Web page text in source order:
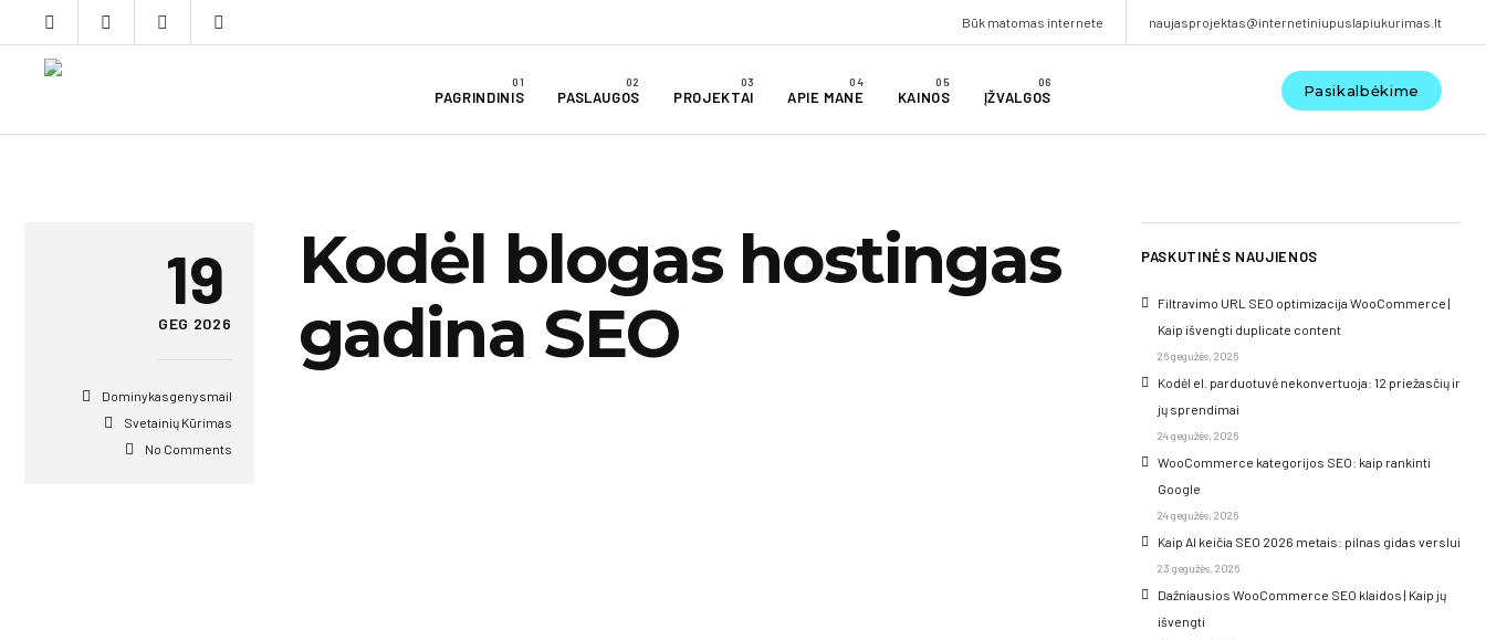
naujasprojektas@internetiniupuslapiukurimas.lt
Būk matomas internete
PAGRINDINIS PASLAUGOS PROJEKTAI APIE MANE KAINOS ĮŽVALGOS Pasikalbėkime
19
GEG 2026
Dominykasgenysmail
Svetainių Kūrimas
No Comments
Kodėl blogas hostingas
gadina SEO
PASKUTINĖS NAUJIENOS
Filtravimo URL SEO optimizacija WooCommerce |
Kaip išvengti duplicate content
26 gegužės, 2026
Kodėl el. parduotuvė nekonvertuoja: 12 priežasčių ir
jų sprendimai
24 gegužės, 2026
WooCommerce kategorijos SEO: kaip rankinti
Google
24 gegužės, 2026
Kaip AI keičia SEO 2026 metais: pilnas gidas verslui
23 gegužės, 2026
Dažniausios WooCommerce SEO klaidos | Kaip jų
išvengti